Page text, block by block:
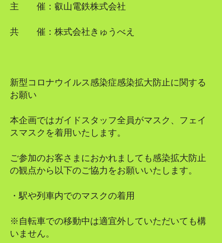
主 催：叡山電鉄株式会社
共 催：株式会社きゅうべえ
新型コロナウイルス感染症感染拡大防止に関する
お願い
本企画ではガイドスタッフ全員がマスク、フェイ
スマスクを着用いたします。
ご参加のお客さまにおかれましても感染拡大防止
の観点から以下のご協力をお願いいたします。
・駅や列車内でのマスクの着用
※自転車での移動中は適宜外していただいても構
いません。